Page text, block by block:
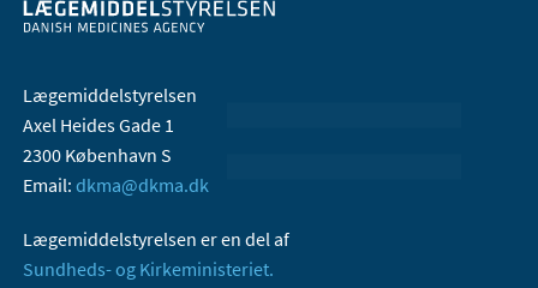
Lægemiddelstyrelsen
Axel Heides Gade 1
2300 København S
Email: dkma@dkma.dk
Lægemiddelstyrelsen er en del af
Sundheds- og Kirkeministeriet.